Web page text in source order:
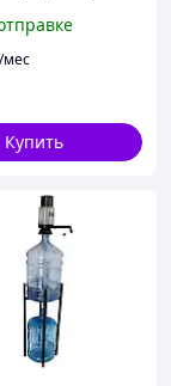
/мес
Купить